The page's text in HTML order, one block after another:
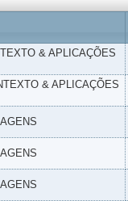
& APLICAÇÕES
& APLICAÇÕES